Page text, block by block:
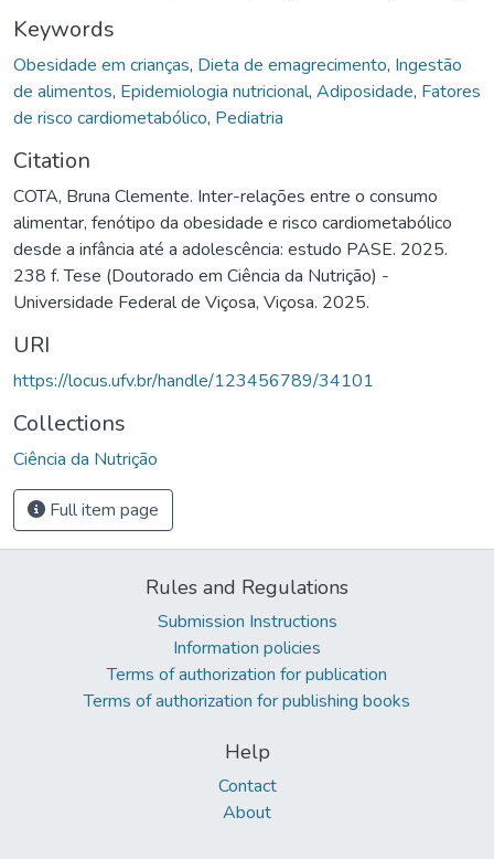
Keywords
Obesidade em crianças, Dieta de emagrecimento, Ingestão
de alimentos, Epidemiologia nutricional, Adiposidade, Fatores
de risco cardiometabólico, Pediatria
Citation
COTA, Bruna Clemente. Inter-relações entre o consumo
alimentar, fenótipo da obesidade e risco cardiometabólico
desde a infância até a adolescência: estudo PASE. 2025.
238 f. Tese (Doutorado em Ciência da Nutrição) -
Universidade Federal de Viçosa, Viçosa. 2025.
URI
https://locus.ufv.br/handle/123456789/34101
Collections
Ciência da Nutrição
Full item page
Rules and Regulations
Submission Instructions
Information policies
Terms of authorization for publication
Terms of authorization for publishing books
Help
Contact
About